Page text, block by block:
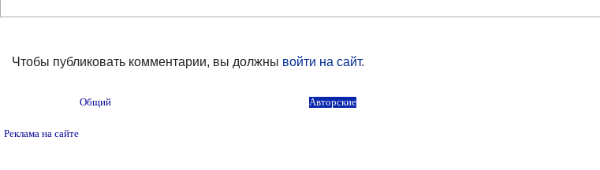
Чтобы публиковать комментарии, вы должны войти на сайт.
Общий Авторские
Реклама на сайте